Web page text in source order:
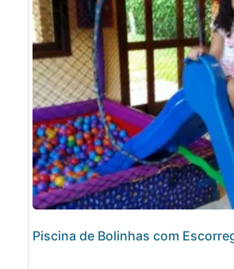
Piscina de Bolinhas com